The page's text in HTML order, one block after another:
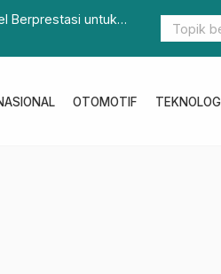
Covid-19 1.000
OTOMOTIF